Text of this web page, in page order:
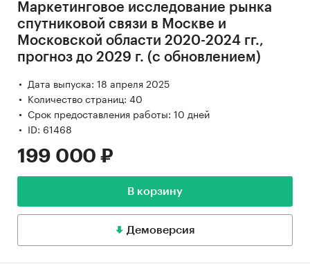
Маркетинговое исследование рынка
спутниковой связи в Москве и
Московской области 2020-2024 гг.,
прогноз до 2029 г. (с обновлением)
Дата выпуска: 18 апреля 2025
Количество страниц: 40
Срок предоставления работы: 10 дней
ID: 61468
199 000 ₽
В корзину
Демоверсия